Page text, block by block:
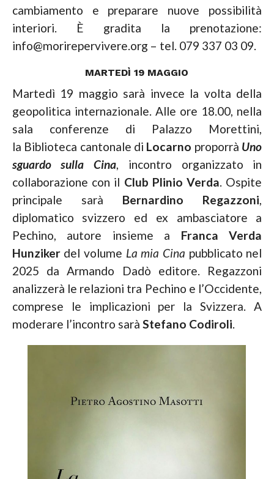
cambiamento e preparare nuove possibilità
interiori. È gradita la prenotazione:
info@morirepervivere.org – tel. 079 337 03 09.
MARTEDÌ 19 MAGGIO
Martedì 19 maggio sarà invece la volta della
geopolitica internazionale. Alle ore 18.00, nella
sala conferenze di Palazzo Morettini,
la Biblioteca cantonale di Locarno proporrà Uno
sguardo sulla Cina, incontro organizzato in
collaborazione con il Club Plinio Verda. Ospite
principale sarà Bernardino Regazzoni,
diplomatico svizzero ed ex ambasciatore a
Pechino, autore insieme a Franca Verda
Hunzikerdel volume La mia Cina pubblicato nel
2025 da Armando Dadò editore. Regazzoni
analizzerà le relazioni tra Pechino e l’Occidente,
comprese le implicazioni per la Svizzera. A
moderare l’incontro sarà Stefano Codiroli.